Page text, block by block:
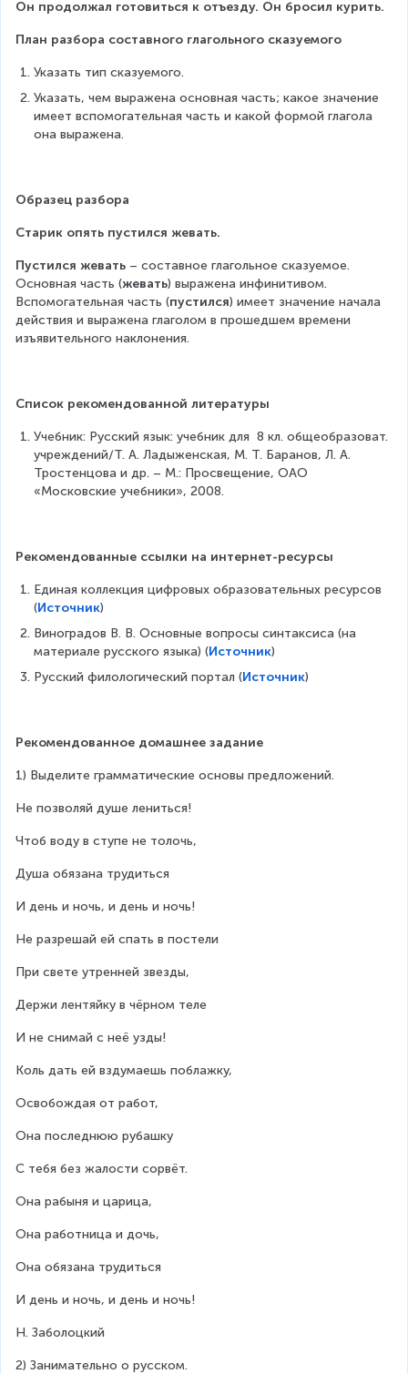
Он продолжал готовиться к отъезду. Он бросил курить.
План разбора составного глагольного сказуемого
Указать тип сказуемого.
Указать, чем выражена основная часть; какое значение
имеет вспомогательная часть и какой формой глагола
она выражена.
Образец разбора
Старик опять пустился жевать.
Пустился жевать – составное глагольное сказуемое.
Основная часть (жевать) выражена инфинитивом.
Вспомогательная часть (пустился) имеет значение начала
действия и выражена глаголом в прошедшем времени
изъявительного наклонения.
Список рекомендованной литературы
Учебник: Русский язык: учебник для  8 кл. общеобразоват.
учреждений/Т. А. Ладыженская, М. Т. Баранов, Л. А.
Тростенцова и др. – М.: Просвещение, ОАО
«Московские учебники», 2008.
Рекомендованные ссылки на интернет-ресурсы
Единая коллекция цифровых образовательных ресурсов
(Источник)
Виноградов В. В. Основные вопросы синтаксиса (на
материале русского языка) (Источник)
Русский филологический портал (Источник)
Рекомендованное домашнее задание
1) Выделите грамматические основы предложений.
Не позволяй душе лениться!
Чтоб воду в ступе не толочь,
Душа обязана трудиться
И день и ночь, и день и ночь!
Не разрешай ей спать в постели
При свете утренней звезды,
Держи лентяйку в чёрном теле
И не снимай с неё узды!
Коль дать ей вздумаешь поблажку,
Освобождая от работ,
Она последнюю рубашку
С тебя без жалости сорвёт.
Она рабыня и царица,
Она работница и дочь,
Она обязана трудиться
И день и ночь, и день и ночь!
Н. Заболоцкий
2) Занимательно о русском.